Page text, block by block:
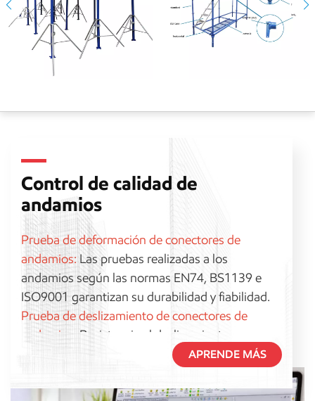
Control de calidad de
andamios
Prueba de deformación de conectores de
andamios: Las pruebas realizadas a los
andamios según las normas EN74, BS1139 e
ISO9001 garantizan su durabilidad y fiabilidad.
Prueba de deslizamiento de conectores de
andamios:
Resistencia al deslizamiento
verificada según las normas EN74 y BS1139.
andamiaje seguro por la CIDB para proyectos de
APRENDE MÁS